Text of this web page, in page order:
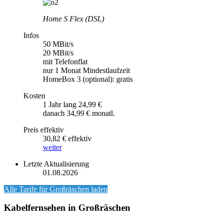
Home S Flex (DSL)
Infos
50 MBit/s
20 MBit/s
mit Telefonflat
nur 1 Monat Mindestlaufzeit
HomeBox 3 (optional): gratis
Kosten
1 Jahr lang 24,99 €
danach 34,99 € monatl.
Preis effektiv
30,82 € effektiv
weiter
Letzte Aktualisierung
01.08.2026
Alle Tarife fürGroßräschen laden
Kabelfernsehen in Großräschen